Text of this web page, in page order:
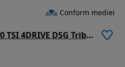
Cupra Formentor VZ 2.0 TSI 4DRIVE DSG Tribe Edition
Conform mediei